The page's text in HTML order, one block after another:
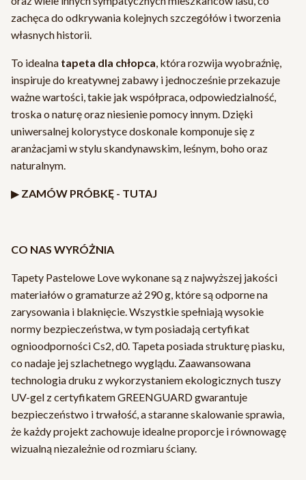
zachęca do odkrywania kolejnych szczegółów i tworzenia
własnych historii.
To idealna tapeta dla chłopca, która rozwija wyobraźnię,
inspiruje do kreatywnej zabawy i jednocześnie przekazuje
ważne wartości, takie jak współpraca, odpowiedzialność,
troska o naturę oraz niesienie pomocy innym. Dzięki
uniwersalnej kolorystyce doskonale komponuje się z
aranżacjami w stylu skandynawskim, leśnym, boho oraz
naturalnym.
▶ ZAMÓW PRÓBKĘ - TUTAJ
CO NAS WYRÓŻNIA
Tapety Pastelowe Love wykonane są z najwyższej jakości
materiałów o gramaturze aż 290 g, które są odporne na
zarysowania i blaknięcie. Wszystkie spełniają wysokie
normy bezpieczeństwa, w tym posiadają certyfikat
ognioodporności Cs2, d0. Tapeta posiada strukturę piasku,
co nadaje jej szlachetnego wyglądu. Zaawansowana
technologia druku z wykorzystaniem ekologicznych tuszy
UV-gel z certyfikatem GREENGUARD gwarantuje
bezpieczeństwo i trwałość, a staranne skalowanie sprawia,
że każdy projekt zachowuje idealne proporcje i równowagę
wizualną niezależnie od rozmiaru ściany.